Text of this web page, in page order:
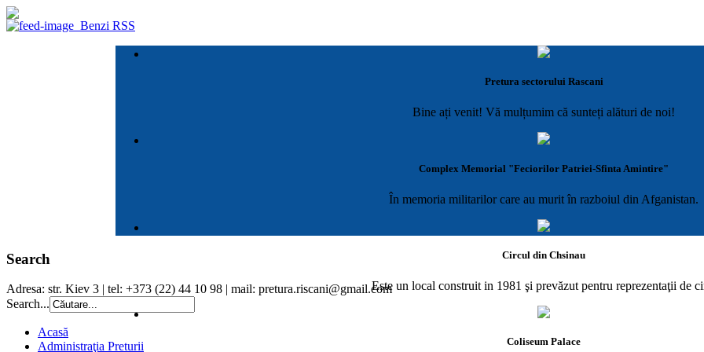
Benzi RSS
Pretura sectorului Rascani
Bine ați venit! Vă mulțumim că sunteți alături de noi!
Complex Memorial "Feciorilor Patriei-Sfinta Amintire"
În memoria militarilor care au murit în razboiul din Afganistan.
Circul din Chsinau
Este un local construit in 1981 şi prevăzut pentru reprezentaţii de
Coliseum Palace
Search
Adresa: str. Kiev 3 | tel: +373 (22) 44 10 98 | mail: pretura.riscani@gmail.com
Search...
Acasă
Administraţia Preturii